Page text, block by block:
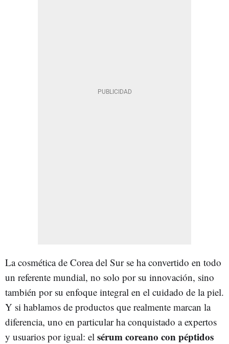
La cosmética de Corea del Sur se ha convertido en todo
un referente mundial, no solo por su innovación, sino
también por su enfoque integral en el cuidado de la piel.
Y si hablamos de productos que realmente marcan la
diferencia, uno en particular ha conquistado a expertos
y usuarios por igual: el sérum coreano con péptidos